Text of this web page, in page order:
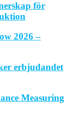
för
2026 –
erbjudandet
Measuring